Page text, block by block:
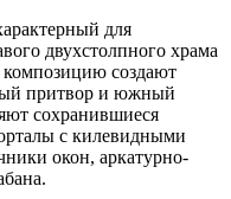
для
двухстолпного храма
создают
притвор и южный
сохранившиеся
с килевидными
окон, аркатурно-